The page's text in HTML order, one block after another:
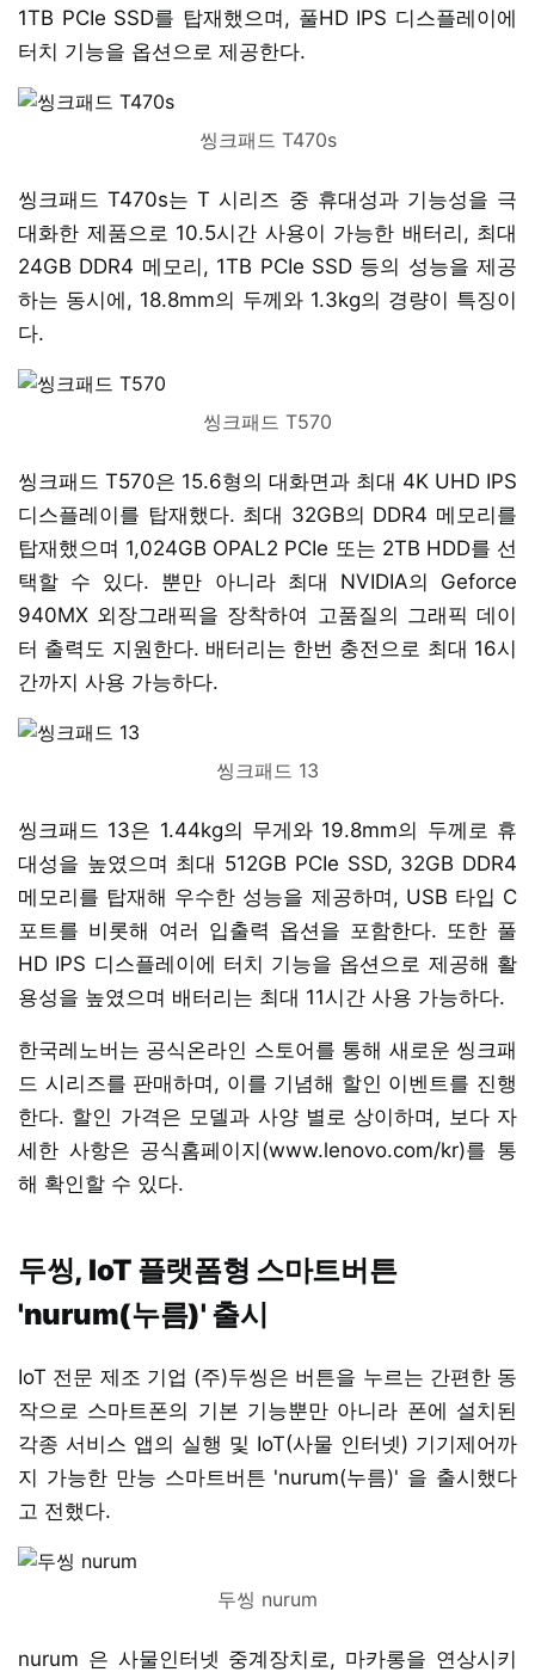
1TB PCIe SSD를 탑재했으며, 풀HD IPS 디스플레이에
터치 기능을 옵션으로 제공한다.
씽크패드 T470s
씽크패드 T470s는 T 시리즈 중 휴대성과 기능성을 극
대화한 제품으로 10.5시간 사용이 가능한 배터리, 최대
24GB DDR4 메모리, 1TB PCIe SSD 등의 성능을 제공
하는 동시에, 18.8mm의 두께와 1.3kg의 경량이 특징이
다.
씽크패드 T570
씽크패드 T570은 15.6형의 대화면과 최대 4K UHD IPS
디스플레이를 탑재했다. 최대 32GB의 DDR4 메모리를
탑재했으며 1,024GB OPAL2 PCIe 또는 2TB HDD를 선
택할 수 있다. 뿐만 아니라 최대 NVIDIA의 Geforce
940MX 외장그래픽을 장착하여 고품질의 그래픽 데이
터 출력도 지원한다. 배터리는 한번 충전으로 최대 16시
간까지 사용 가능하다.
씽크패드 13
씽크패드 13은 1.44kg의 무게와 19.8mm의 두께로 휴
대성을 높였으며 최대 512GB PCIe SSD, 32GB DDR4
메모리를 탑재해 우수한 성능을 제공하며, USB 타입 C
포트를 비롯해 여러 입출력 옵션을 포함한다. 또한 풀
HD IPS 디스플레이에 터치 기능을 옵션으로 제공해 활
용성을 높였으며 배터리는 최대 11시간 사용 가능하다.
한국레노버는 공식온라인 스토어를 통해 새로운 씽크패
드 시리즈를 판매하며, 이를 기념해 할인 이벤트를 진행
한다. 할인 가격은 모델과 사양 별로 상이하며, 보다 자
세한 사항은 공식홈페이지(www.lenovo.com/kr)를 통
해 확인할 수 있다.
두씽, IoT 플랫폼형 스마트버튼
'nurum(누름)' 출시
IoT 전문 제조 기업 (주)두씽은 버튼을 누르는 간편한 동
작으로 스마트폰의 기본 기능뿐만 아니라 폰에 설치된
각종 서비스 앱의 실행 및 IoT(사물 인터넷) 기기제어까
지 가능한 만능 스마트버튼 'nurum(누름)' 을 출시했다
고 전했다.
두씽 nurum
nurum 은 사물인터넷 중계장치로, 마카롱을 연상시키